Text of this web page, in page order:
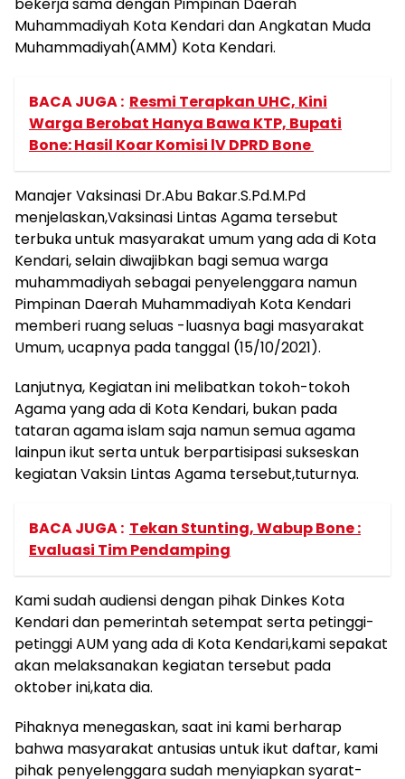
Muhammadiyah Kota Kendari dan Angkatan Muda
Muhammadiyah(AMM) Kota Kendari.
BACA JUGA : Resmi Terapkan UHC, Kini
Warga Berobat Hanya Bawa KTP, Bupati
Bone: Hasil Koar Komisi lV DPRD Bone
Manajer Vaksinasi Dr.Abu Bakar.S.Pd.M.Pd
menjelaskan,Vaksinasi Lintas Agama tersebut
terbuka untuk masyarakat umum yang ada di Kota
Kendari, selain diwajibkan bagi semua warga
muhammadiyah sebagai penyelenggara namun
Pimpinan Daerah Muhammadiyah Kota Kendari
memberi ruang seluas -luasnya bagi masyarakat
Umum, ucapnya pada tanggal (15/10/2021).
Lanjutnya, Kegiatan ini melibatkan tokoh-tokoh
Agama yang ada di Kota Kendari, bukan pada
tataran agama islam saja namun semua agama
lainpun ikut serta untuk berpartisipasi sukseskan
kegiatan Vaksin Lintas Agama tersebut,tuturnya.
BACA JUGA : Tekan Stunting, Wabup Bone :
Evaluasi Tim Pendamping
Kami sudah audiensi dengan pihak Dinkes Kota
Kendari dan pemerintah setempat serta petinggi-
petinggi AUM yang ada di Kota Kendari,kami sepakat
akan melaksanakan kegiatan tersebut pada
oktober ini,kata dia.
Pihaknya menegaskan, saat ini kami berharap
bahwa masyarakat antusias untuk ikut daftar, kami
pihak penyelenggara sudah menyiapkan syarat-